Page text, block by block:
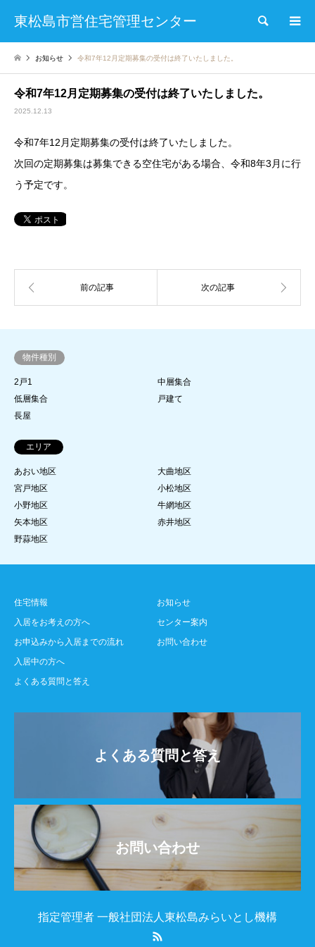
東松島市営住宅管理センター 検索
お知らせ 令和7年12月定期募集の受付は終了いたしました。
令和7年12月定期募集の受付は終了いたしました。
2025.12.13
令和7年12月定期募集の受付は終了いたしました。
次回の定期募集は募集できる空住宅がある場合、令和8年3月に行
う予定です。
物件種別
2戸1
中層集合
低層集合
戸建て
長屋
エリア
あおい地区
大曲地区
宮戸地区
小松地区
小野地区
牛網地区
矢本地区
赤井地区
野蒜地区
住宅情報
入居をお考えの方へ
お申込みから入居までの流れ
入居中の方へ
よくある質問と答え
お知らせ
センター案内
お問い合わせ
よくある質問と答え
お問い合わせ
指定管理者 一般社団法人東松島みらいとし機構